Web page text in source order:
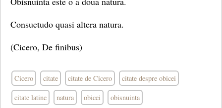
Consuetudo quasi altera natura.
(Cicero, De finibus)
Cicero citate citate de Cicero citate despre obicei
citate latine natura obicei obisnuinta